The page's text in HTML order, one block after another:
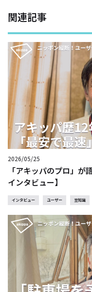
関連記事
2026/05/25
「アキッパのプロ」
インタビュー】
インタビュー ユーザー 豆知識